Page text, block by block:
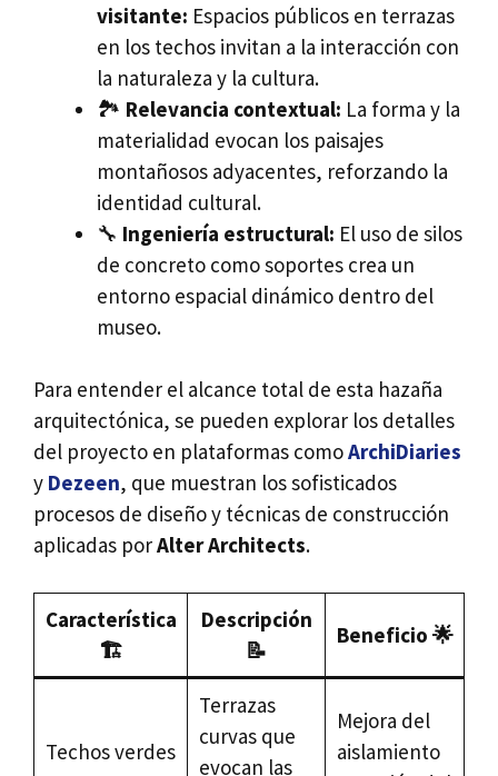
visitante: Espacios públicos en terrazas
en los techos invitan a la interacción con
la naturaleza y la cultura.
🏞️ Relevancia contextual: La forma y la
materialidad evocan los paisajes
montañosos adyacentes, reforzando la
identidad cultural.
🔧 Ingeniería estructural: El uso de silos
de concreto como soportes crea un
entorno espacial dinámico dentro del
museo.
Para entender el alcance total de esta hazaña
arquitectónica, se pueden explorar los detalles
del proyecto en plataformas comoArchiDiaries
y Dezeen, que muestran los sofisticados
procesos de diseño y técnicas de construcción
aplicadas porAlter Architects.
Característica
🏗️
Descripción
📝
Beneficio 🌟
Techos verdes
Terrazas
curvas que
evocan las
Mejora del
aislamiento